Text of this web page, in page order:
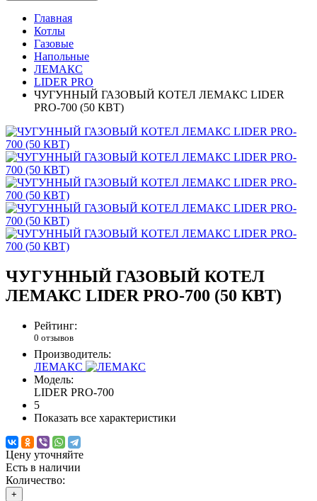
Главная
Котлы
Газовые
Напольные
ЛЕМАКС
LIDER PRO
ЧУГУННЫЙ ГАЗОВЫЙ КОТЕЛ ЛЕМАКС LIDER
PRO-700 (50 КВТ)
ЧУГУННЫЙ ГАЗОВЫЙ КОТЕЛ
ЛЕМАКС LIDER PRO-700 (50 КВТ)
Рейтинг:
0 отзывов
Производитель:
ЛЕМАКС
Модель:
LIDER PRO-700
5
Показать все характеристики
Цену уточняйте
Есть в наличии
Количество:
+